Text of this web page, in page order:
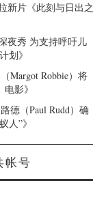
新片《此刻与日出之
夜秀 为支持呼吁儿
划》
Margot Robbie）将
电影》
德（Paul Rudd）确
人”》
帐号